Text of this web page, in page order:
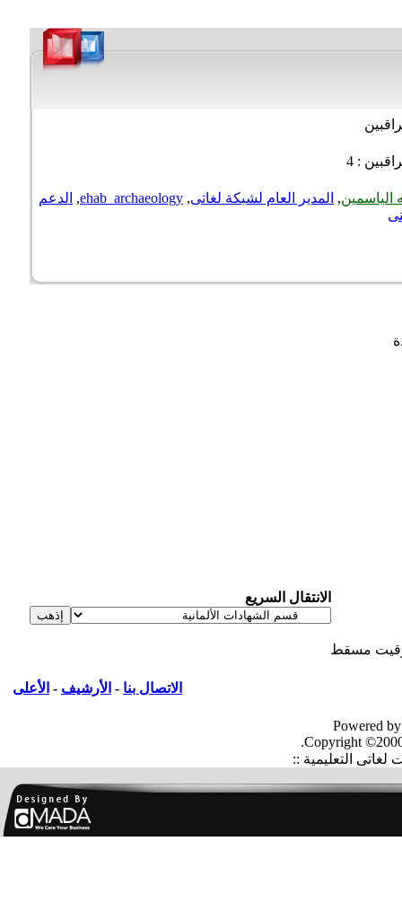
: 4
,المدير العام لشبكة لغاتى ,
ehab_archaeology
,الدعم
الانتقال السريع
مسقط
الاتصال بنا-الأرشيف-الأعلى
Powered
Copyright
التعليمية ::